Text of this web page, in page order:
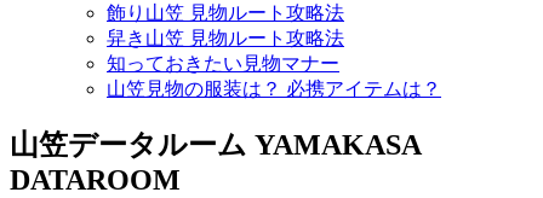
飾り山笠 見物ルート攻略法
舁き山笠 見物ルート攻略法
知っておきたい見物マナー
山笠見物の服装は？ 必携アイテムは？
山笠データルーム YAMAKASA
DATAROOM